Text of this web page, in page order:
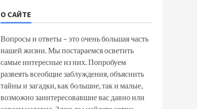
О САЙТЕ
Вопросы и ответы – это очень большая часть
нашей жизни. Мы постараемся осветить
самые интересные из них. Попробуем
развеять всеобщие заблуждения, объяснить
тайны и загадки, как большие, так и малые,
возможно заинтересовавшие вас давно или